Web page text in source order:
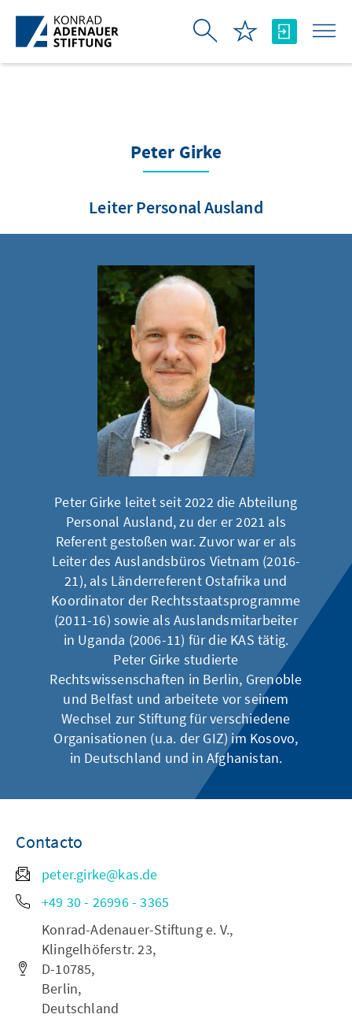
Saltar al contenido principal
Peter Girke
Leiter Personal Ausland
Peter Girke leitet seit 2022 die Abteilung
Personal Ausland, zu der er 2021 als
Referent gestoßen war. Zuvor war er als
Leiter des Auslandsbüros Vietnam (2016-
21), als Länderreferent Ostafrika und
Koordinator der Rechtsstaatsprogramme
(2011-16) sowie als Auslandsmitarbeiter
in Uganda (2006-11) für die KAS tätig.
Peter Girke studierte
Rechtswissenschaften in Berlin, Grenoble
und Belfast und arbeitete vor seinem
Wechsel zur Stiftung für verschiedene
Organisationen (u.a. der GIZ) im Kosovo,
in Deutschland und in Afghanistan.
Contacto
peter.girke@kas.de
+49 30 - 26996 - 3365
Konrad-Adenauer-Stiftung e. V.,
Klingelhöferstr. 23,
D-10785,
Berlin,
Deutschland